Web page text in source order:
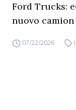
Ford Trucks:
nuovo
07/22/2026